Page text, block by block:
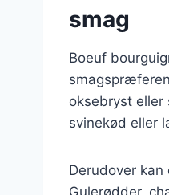
smag
Boeuf
oksebryst eller
svinekød eller
Derudover
Gulerødder,